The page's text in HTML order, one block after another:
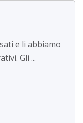
e li abbiamo
Gli ...